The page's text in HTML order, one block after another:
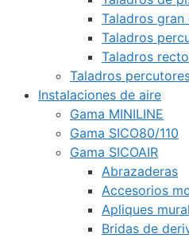
Taladros gran
Taladros
Taladros
Taladros
Instalaciones de aire
Gama MINILINE
Gama SICO80/110
Gama SICOAIR
Abrazaderas
Accesorios
Apliques
Bridas de